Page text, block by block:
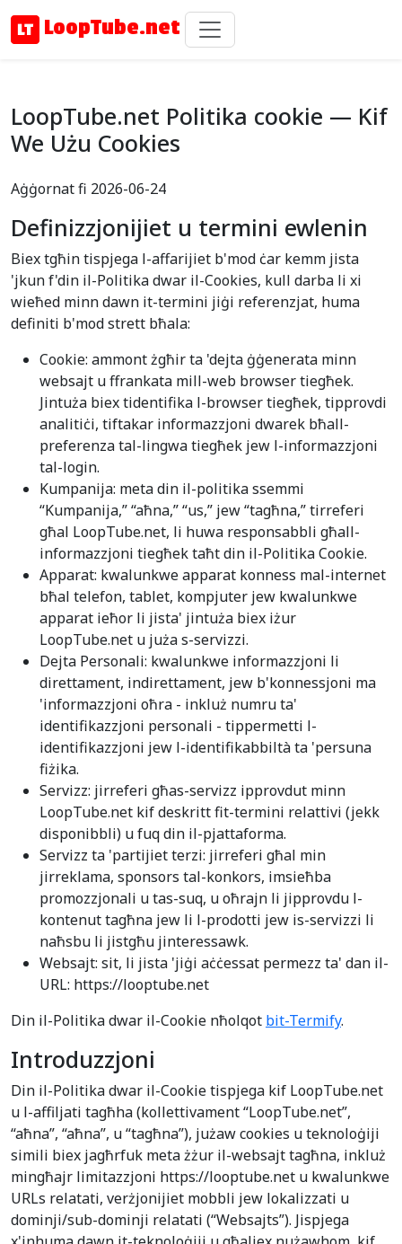
LoopTube.net
LoopTube.net Politika cookie — Kif
We Użu Cookies
Aġġornat fi 2026-06-24
Definizzjonijiet u termini ewlenin
Biex tgħin tispjega l-affarijiet b'mod ċar kemm jista
'jkun f'din il-Politika dwar il-Cookies, kull darba li xi
wieħed minn dawn it-termini jiġi referenzjat, huma
definiti b'mod strett bħala:
Cookie: ammont żgħir ta 'dejta ġġenerata minn
websajt u ffrankata mill-web browser tiegħek.
Jintuża biex tidentifika l-browser tiegħek, tipprovdi
analitiċi, tiftakar informazzjoni dwarek bħall-
preferenza tal-lingwa tiegħek jew l-informazzjoni
tal-login.
Kumpanija: meta din il-politika ssemmi
“Kumpanija,” “aħna,” “us,” jew “tagħna,” tirreferi
għal LoopTube.net, li huwa responsabbli għall-
informazzjoni tiegħek taħt din il-Politika Cookie.
Apparat: kwalunkwe apparat konness mal-internet
bħal telefon, tablet, kompjuter jew kwalunkwe
apparat ieħor li jista' jintuża biex iżur
LoopTube.net u juża s-servizzi.
Dejta Personali: kwalunkwe informazzjoni li
direttament, indirettament, jew b'konnessjoni ma
'informazzjoni oħra - inkluż numru ta'
identifikazzjoni personali - tippermetti l-
identifikazzjoni jew l-identifikabbiltà ta 'persuna
fiżika.
Servizz: jirreferi għas-servizz ipprovdut minn
LoopTube.net kif deskritt fit-termini relattivi (jekk
disponibbli) u fuq din il-pjattaforma.
Servizz ta 'partijiet terzi: jirreferi għal min
jirreklama, sponsors tal-konkors, imsieħba
promozzjonali u tas-suq, u oħrajn li jipprovdu l-
kontenut tagħna jew li l-prodotti jew is-servizzi li
naħsbu li jistgħu jinteressawk.
Websajt: sit, li jista 'jiġi aċċessat permezz ta' dan il-
URL: https://looptube.net
Din il-Politika dwar il-Cookie nħolqot bit-Termify.
Introduzzjoni
Din il-Politika dwar il-Cookie tispjega kif LoopTube.net
u l-affiljati tagħha (kollettivament “LoopTube.net”,
“aħna”, “aħna”, u “tagħna”), jużaw cookies u teknoloġiji
simili biex jagħrfuk meta żżur il-websajt tagħna, inkluż
mingħajr limitazzjoni https://looptube.net u kwalunkwe
URLs relatati, verżjonijiet mobbli jew lokalizzati u
dominji/sub-dominji relatati (“Websajts”). Jispjega